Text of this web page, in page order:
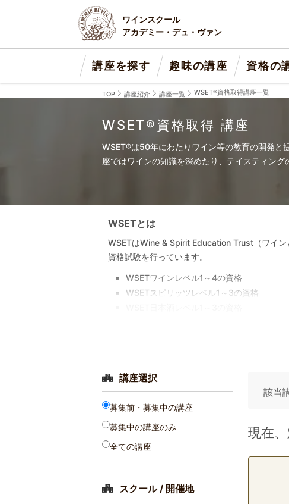
ワインスクール
アカデミー・デュ・ヴァン
講座を探す 趣味の講座 資格の
TOP 講座紹介 講座一覧 WSET®資格取得講座一覧
WSET®資格取得 講座
WSET®は50年にわたりワイン等の教育の開発と
座ではワインの知識を深めたり、テイスティン
WSETとは
WSETはWine & Spirit Education Trust（ワイ
資格試験を行っています。
WSETワインレベル1～4の資格
WSETスピリッツレベル1～3の資格
講座選択
募集前・募集中の講座
募集中の講座のみ
全ての講座
スクール / 開催地
該当
現在